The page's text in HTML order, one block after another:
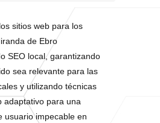
sitios web para los
de Ebro
SEO local, garantizando
sea relevante para las
y utilizando técnicas
adaptativo para una
usuario impecable en